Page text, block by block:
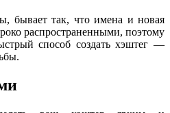
бывает так, что имена и новая
распространенными, поэтому
способ создать хэштег —